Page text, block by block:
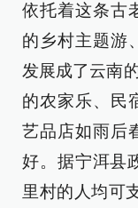
依托着这条古
的乡村主题游
发展成了云南
的农家乐、民
艺品店如雨后
好。据宁洱县
里村的人均可